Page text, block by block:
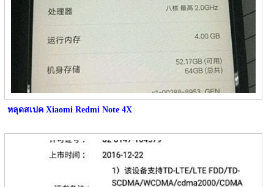
หลุดสเปค Xiaomi Redmi Note 4X